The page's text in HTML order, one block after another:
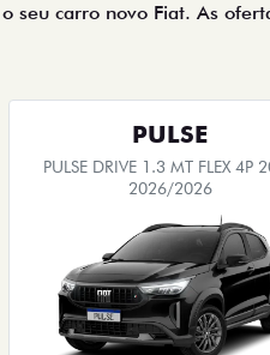
seu carro novo Fiat. As
PULSE
PULSE DRIVE 1.3 MT FLEX 4P
2026/2026